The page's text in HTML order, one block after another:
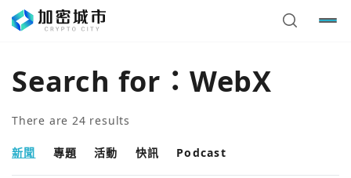
Search for： WebX
There are 24 results
新聞 專題 活動 快訊 Podcast